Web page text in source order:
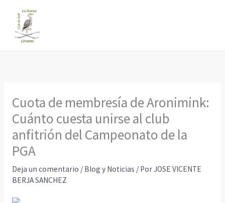
contenido
Cuota de membresía de Aronimink:
Cuánto cuesta unirse al club
anfitrión del Campeonato de la
PGA
Deja un comentario / Blog y Noticias / PorJOSE VICENTE
BERJA SANCHEZ